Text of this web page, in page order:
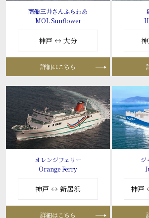
商船三井さんふらわあ
MOL Sunflower
神戸 ↔ 大分
詳細はこちら
オレンジフェリー
Orange Ferry
神戸 ↔ 新居浜
詳細はこちら
ジ
神戸